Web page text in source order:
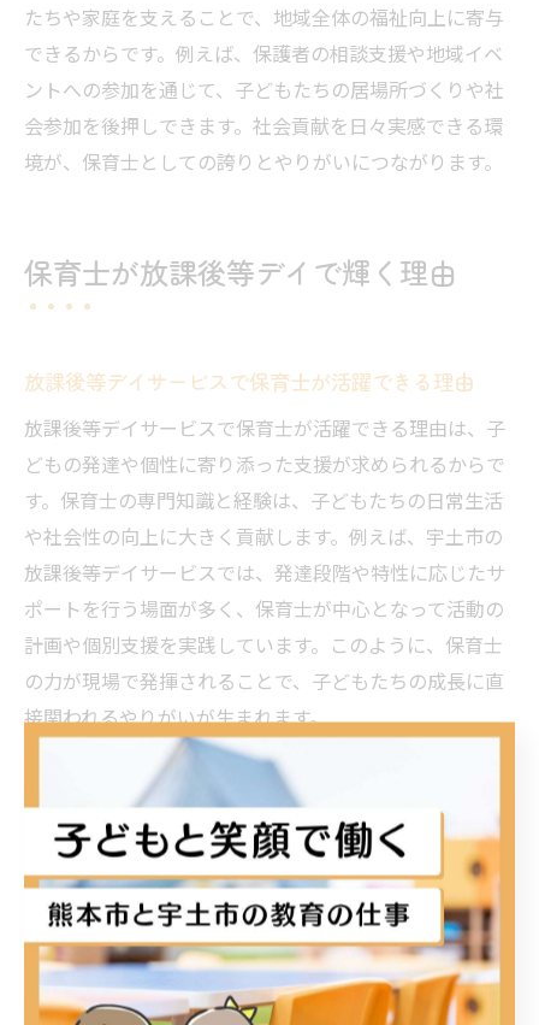
たちや家庭を支えることで、地域全体の福祉向上に寄与
できるからです。例えば、保護者の相談支援や地域イベ
ントへの参加を通じて、子どもたちの居場所づくりや社
会参加を後押しできます。社会貢献を日々実感できる環
境が、保育士としての誇りとやりがいにつながります。
保育士が放課後等デイで輝く理由
放課後等デイサービスで保育士が活躍できる理由
放課後等デイサービスで保育士が活躍できる理由は、子
どもの発達や個性に寄り添った支援が求められるからで
す。保育士の専門知識と経験は、子どもたちの日常生活
や社会性の向上に大きく貢献します。例えば、宇土市の
放課後等デイサービスでは、発達段階や特性に応じたサ
ポートを行う場面が多く、保育士が中心となって活動の
計画や個別支援を実践しています。このように、保育士
の力が現場で発揮されることで、子どもたちの成長に直
接関われるやりがいが生まれます。
多様な子どもと関わる中で専門性が磨ける環境
多様な子どもと関わることで、保育士の専門性は自然と
磨かれます。放課後等デイサービスでは年齢や発達状
況、個々の課題が異なる子どもたちが集まります。理由
は、現場ごとに異なる支援ニーズがあるため、保育士は
日々新しい対応力や観察力を求められるからです。例え
ば、宇土市の施設では、定期的なケース会議や振り返り